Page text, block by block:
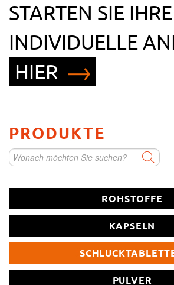
STARTEN SIE IHRE
INDIVIDUELLE
HIER
Vitamin/Mineralstoffmischung
Direktpulver und/oder Getränkepulver
PRODUKTE
ROHSTOFFE
KAPSELN
PULVER